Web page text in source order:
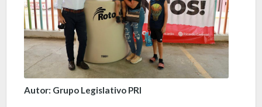
Autor: Grupo Legislativo PRI